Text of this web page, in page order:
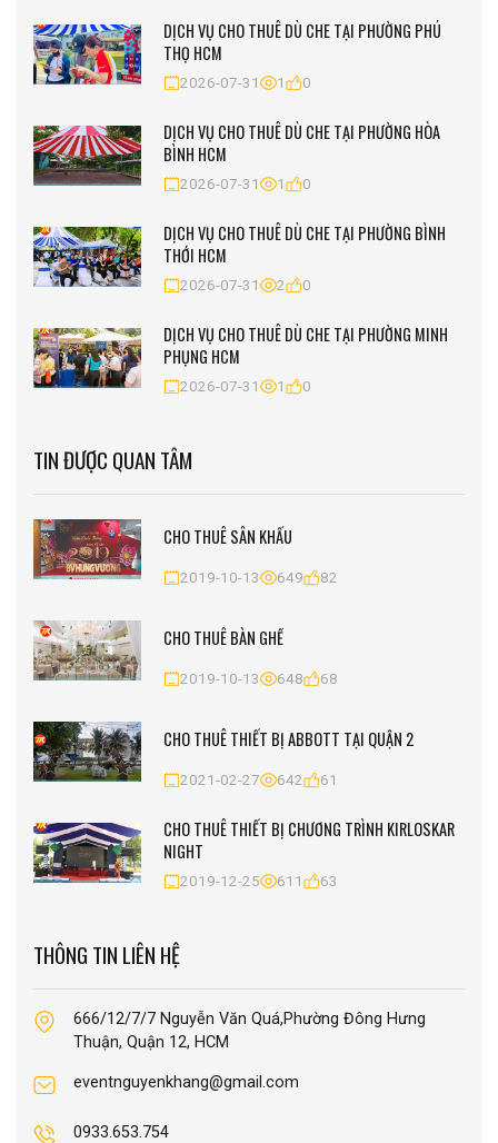
DỊCH VỤ CHO THUÊ DÙ CHE TẠI PHƯỜNG PHÚ
THỌ HCM
2026-07-31 1 0
DỊCH VỤ CHO THUÊ DÙ CHE TẠI PHƯỜNG HÒA
BÌNH HCM
2026-07-31 1 0
DỊCH VỤ CHO THUÊ DÙ CHE TẠI PHƯỜNG BÌNH
THỚI HCM
2026-07-31 2 0
DỊCH VỤ CHO THUÊ DÙ CHE TẠI PHƯỜNG MINH
PHỤNG HCM
2026-07-31 1 0
TIN ĐƯỢC QUAN TÂM
CHO THUÊ SÂN KHẤU
2019-10-13 649 82
CHO THUÊ BÀN GHẾ
2019-10-13 648 68
CHO THUÊ THIẾT BỊ ABBOTT TẠI QUẬN 2
2021-02-27 642 61
CHO THUÊ THIẾT BỊ CHƯƠNG TRÌNH KIRLOSKAR
NIGHT
2019-12-25 611 63
THÔNG TIN LIÊN HỆ
666/12/7/7 Nguyễn Văn Quá,Phường Đông Hưng
Thuận, Quận 12, HCM
eventnguyenkhang@gmail.com
0933.653.754